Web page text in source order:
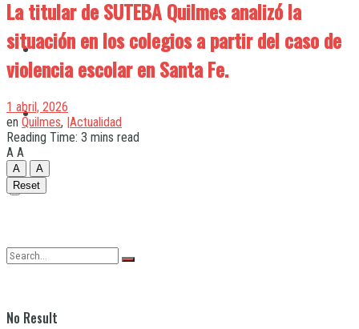
Quilmes
Varela
No Result
La titular de SUTEBA Quilmes analizó la
situación en los colegios a partir del caso de
violencia escolar en Santa Fe.
1 abril, 2026
en Quilmes, |Actualidad
Reading Time: 3 mins read
A A
A
A
Reset